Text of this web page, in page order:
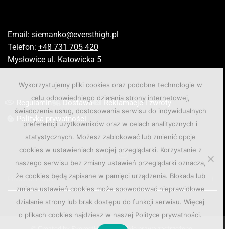
Email: siemanko@eversthigh.pl
Telefon: +48 731 705 420
Mysłowice ul. Katowicka 5
Regulamin Dostawa
Reklamacje i zwroty
Polityka prywatności
PRODUCT TAGS
Wykorzystujemy pliki cookies oraz podobne technologie w
celu odpowiedniego działania strony internetowej,
świadczenia usług, dostosowania serwisu do indywidualnych
preferencji użytkowników oraz w celach analitycznych i
statystycznych. Możesz zablokować lub zmienić opcje
cookies w ustawieniach swojej przeglądarki. Korzystanie z
naszego serwisu bez zmiany ustawień przeglądarki oznacza,
że cookies będą zapisane w pamięci urządzenia. Blokada lub
zmiana ustawień cookies może spowodować nieprawidłowe
działanie strony lub brak dostępu do funkcji serwisu. Więcej
o plikach cookies najdziesz w naszej Polityce prywatności.